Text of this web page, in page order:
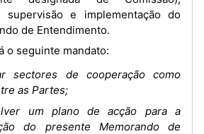
supervisão e implementação do
de Entendimento.
o seguinte mandato:
sectores de cooperação como
as Partes;
um plano de acção para a
do presente Memorando de